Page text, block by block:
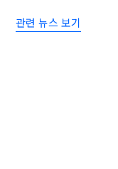
관련 뉴스 보기